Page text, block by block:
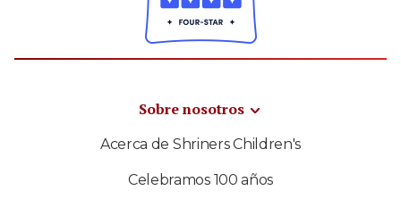
Sobre nosotros
Acerca de Shriners Children's
Celebramos 100 años